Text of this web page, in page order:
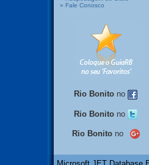
» Fale Conosco
Rio Bonito no
Rio Bonito no
Rio Bonito no